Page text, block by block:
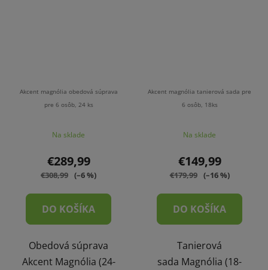
Akcent magnólia obedová súprava
pre 6 osôb, 24 ks
Na sklade
€289,99
€308,99 (–6 %)
DO KOŠÍKA
Obedová súprava
Akcent Magnólia (24-
Akcent magnólia tanierová sada pre
6 osôb, 18ks
Na sklade
€149,99
€179,99 (–16 %)
DO KOŠÍKA
Tanierová
sada Magnólia (18-